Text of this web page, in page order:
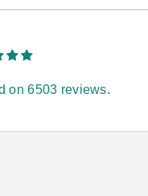
on 6503 reviews.